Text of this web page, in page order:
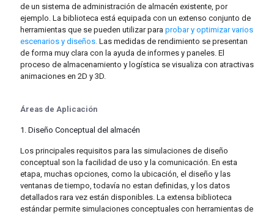
de un sistema de administración de almacén existente, por
ejemplo. La biblioteca está equipada con un extenso conjunto de
herramientas que se pueden utilizar para probar y optimizar varios
escenarios y diseños. Las medidas de rendimiento se presentan
de forma muy clara con la ayuda de informes y paneles. El
proceso de almacenamiento y logística se visualiza con atractivas
animaciones en 2D y 3D.
Áreas de Aplicación
1. Diseño Conceptual del almacén
Los principales requisitos para las simulaciones de diseño
conceptual son la facilidad de uso y la comunicación. En esta
etapa, muchas opciones, como la ubicación, el diseño y las
ventanas de tiempo, todavía no estan definidas, y los datos
detallados rara vez están disponibles. La extensa biblioteca
estándar permite simulaciones conceptuales con herramientas de